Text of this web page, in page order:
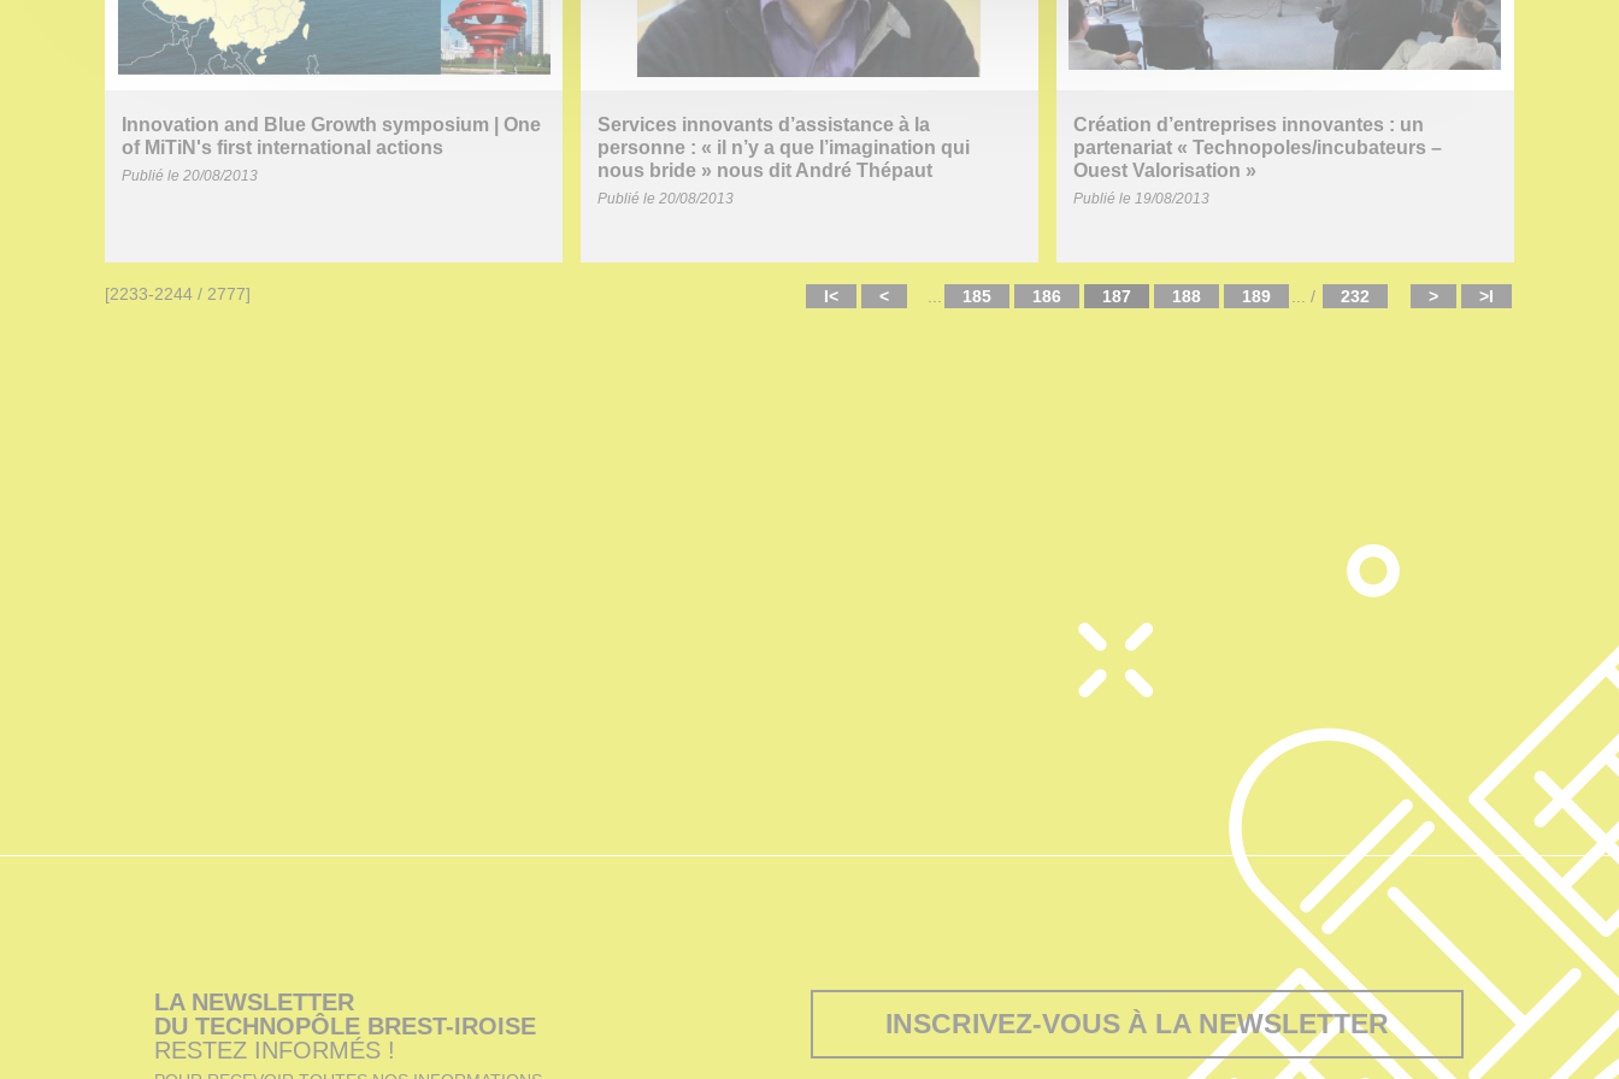
Innovation and Blue Growth symposium | One
of MiTiN's first international actions
Publié le 20/08/2013
Services innovants d’assistance à la
personne : « il n’y a que l’imagination qui
nous bride » nous dit André Thépaut
Publié le 20/08/2013
Création d’entreprises innovantes : un
partenariat « Technopoles/incubateurs –
Ouest Valorisation »
Publié le 19/08/2013
I< < 185 186 187 188 189 / 232 > >I
[2233-2244 / 2777]
LA NEWSLETTER
DU TECHNOPÔLE BREST-IROISE
RESTEZ INFORMÉS !
INSCRIVEZ-VOUS À LA NEWSLETTER